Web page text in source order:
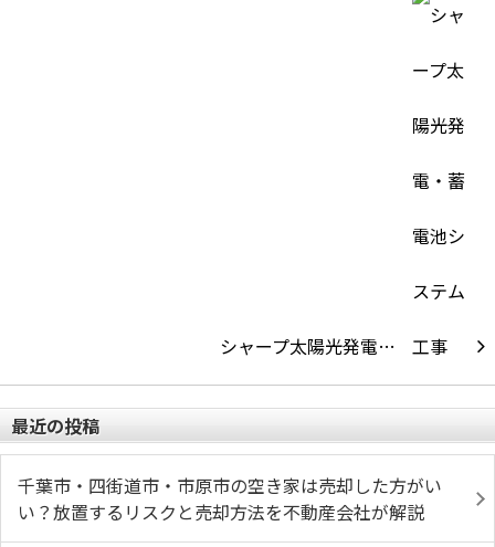
シャープ太陽光発電…
最近の投稿
千葉市・四街道市・市原市の空き家は売却した方がい
い？放置するリスクと売却方法を不動産会社が解説